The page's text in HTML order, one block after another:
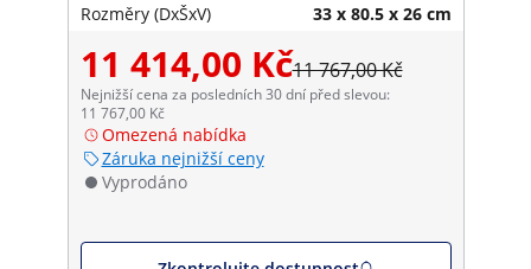
Rozměry (DxŠxV) 33 x 80.5 x 26 cm
11 414,00 Kč11 767,00 Kč
Nejnižší cena za posledních 30 dní před slevou:
11 767,00 Kč
Omezená nabídka
Záruka nejnižší ceny
Vyprodáno